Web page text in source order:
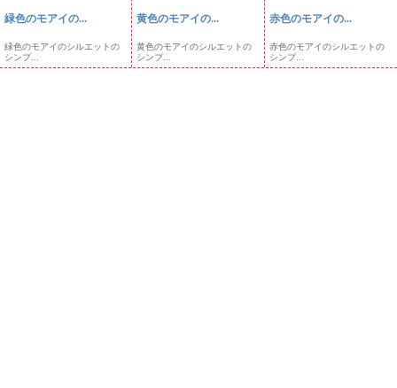
緑色のモアイの...
緑色のモアイのシルエットの
シンプ...
黄色のモアイの...
黄色のモアイのシルエットの
シンプ...
赤色のモアイの...
赤色のモアイのシルエットの
シンプ...